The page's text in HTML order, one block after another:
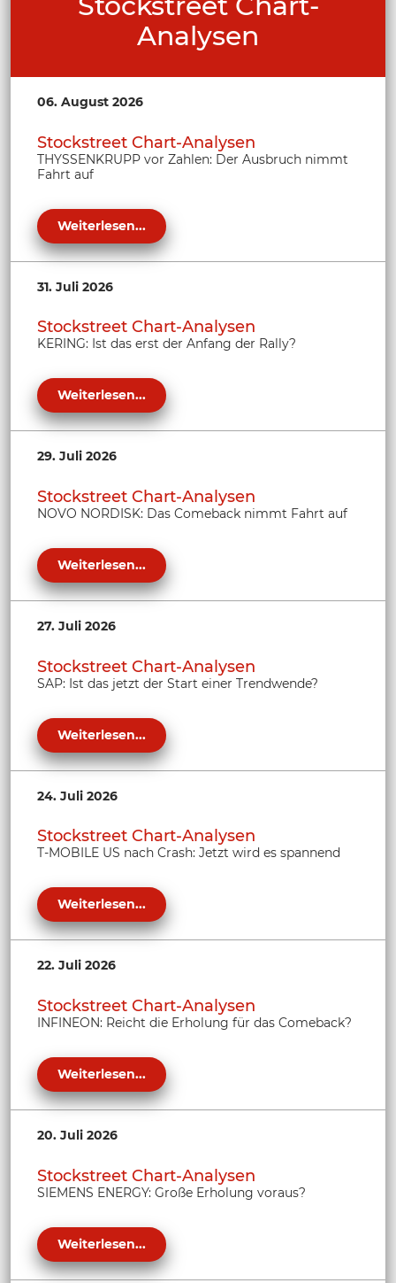
Analysen
06. August 2026
Stockstreet Chart-Analysen
THYSSENKRUPP vor Zahlen: Der Ausbruch nimmt
Fahrt auf
Weiterlesen...
31. Juli 2026
Stockstreet Chart-Analysen
KERING: Ist das erst der Anfang der Rally?
Weiterlesen...
29. Juli 2026
Stockstreet Chart-Analysen
NOVO NORDISK: Das Comeback nimmt Fahrt auf
Weiterlesen...
27. Juli 2026
Stockstreet Chart-Analysen
SAP: Ist das jetzt der Start einer Trendwende?
Weiterlesen...
24. Juli 2026
Stockstreet Chart-Analysen
T-MOBILE US nach Crash: Jetzt wird es spannend
Weiterlesen...
22. Juli 2026
Stockstreet Chart-Analysen
INFINEON: Reicht die Erholung für das Comeback?
Weiterlesen...
20. Juli 2026
Stockstreet Chart-Analysen
SIEMENS ENERGY: Große Erholung voraus?
Weiterlesen...